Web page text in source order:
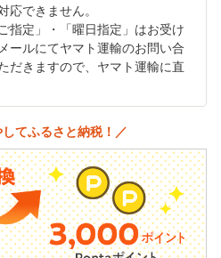
応できません。
指定」・「曜日指定」はお受け
ールにてヤマト運輸のお問い合
だきますので、ヤマト運輸に直
てふるさと納税！／